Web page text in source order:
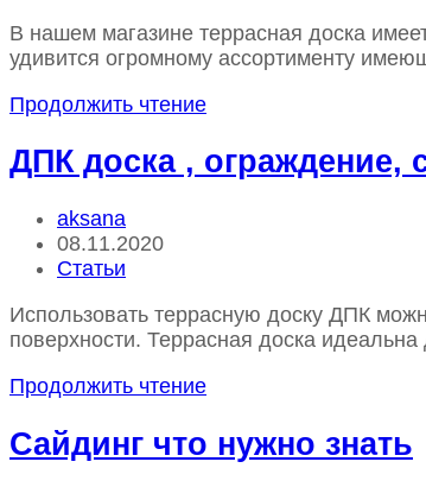
В нашем магазине террасная доска
удивится огромному ассортименту
Продолжить чтениеТеррасная
ДПК
Лучший
ДПК доска , ограждение,
Автор
записи:
aksana
Запись
опубликована:
08.11.2020
Рубрика
Статьи
Использовать террасную доску ДПК
поверхности. Террасная доска
Продолжить чтениеДПК
ограждение,
Сайдинг что нужно знать